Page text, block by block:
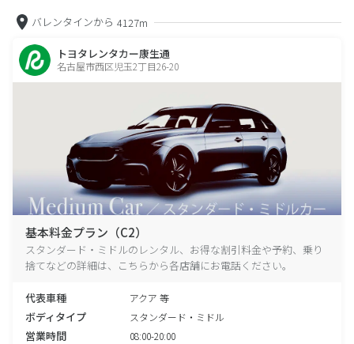
バレンタインから 4127m
トヨタレンタカー康生通
名古屋市西区児玉2丁目26-20
基本料金プラン（C2）
スタンダード・ミドルのレンタル、お得な割引料金や予約、乗り
捨てなどの詳細は、こちらから各店舗にお電話ください。
代表車種 アクア 等
ボディタイプ スタンダード・ミドル
営業時間 08:00-20:00